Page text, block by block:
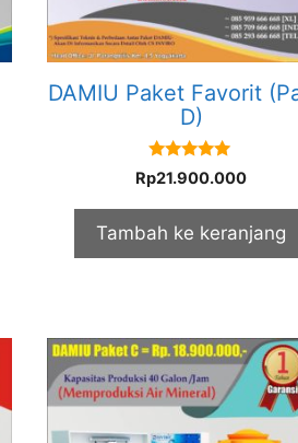
DAMIU Paket Favorit
D)
5.00
out of 5
Rp21.900.000
Tambah ke keranjang